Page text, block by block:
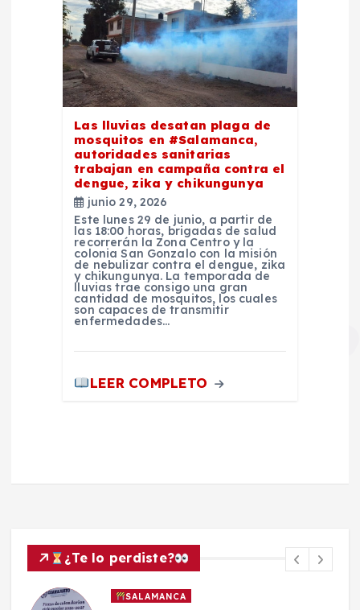
Las lluvias desatan plaga de
mosquitos en #Salamanca,
autoridades sanitarias
trabajan en campaña contra el
dengue, zika y chikungunya
junio 29, 2026
Este lunes 29 de junio, a partir de
las 18:00 horas, brigadas de salud
recorrerán la Zona Centro y la
colonia San Gonzalo con la misión
de nebulizar contra el dengue, zika
y chikungunya. La temporada de
lluvias trae consigo una gran
cantidad de mosquitos, los cuales
son capaces de transmitir
enfermedades…
LEER COMPLETO
¿Te lo perdiste?
SALAMANCA